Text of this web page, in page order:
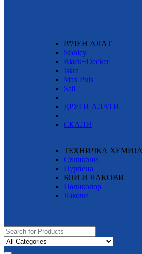
РАЧЕН АЛАТ
Stanley
Black+Decker
Iskra
Max Puls
Sali
ДРУГИ АЛАТИ
СКАЛИ
ТЕХНИЧКА ХЕМИЈА
Силикони
Пурпена
БОИ И ЛАКОВИ
Поликолор
Лакови
Search
for: